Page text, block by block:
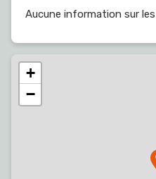
Aucune information sur
+
−